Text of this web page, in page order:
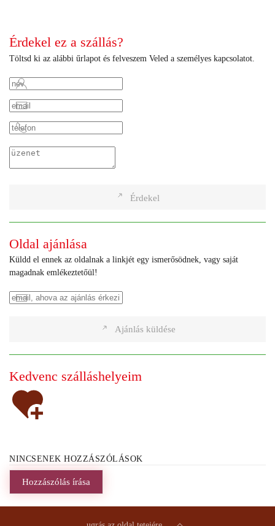
Érdekel ez a szállás?
Töltsd ki az alábbi űrlapot és felveszem Veled a személyes kapcsolatot.
Érdekel
Oldal ajánlása
Küldd el ennek az oldalnak a linkjét egy ismerősödnek, vagy saját
magadnak emlékeztetőül!
Ajánlás küldése
Kedvenc szálláshelyeim
NINCSENEK HOZZÁSZÓLÁSOK
Hozzászólás írása